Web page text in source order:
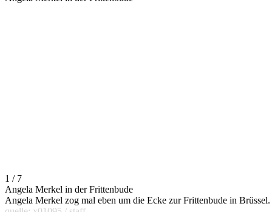
1 / 7
Angela Merkel in der Frittenbude
Angela Merkel zog mal eben um die Ecke zur Frittenbude in Brüssel.